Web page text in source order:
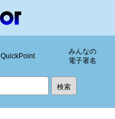
QuickPoint
みんなの
電子署名